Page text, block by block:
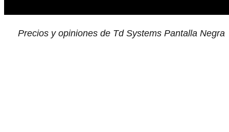
Precios y opiniones de Td Systems Pantalla Negra